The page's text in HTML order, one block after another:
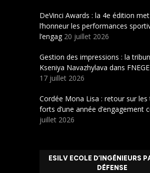
DeVinci Awards : la 4e édition
l’honneur les performances
l’engag 20 juillet 2026
Gestion des impressions : la
Kseniya Navazhylava dans
17 juillet 2026
Cordée Mona Lisa : retour sur les
forts d’une année d’engagement
juillet 2026
ESILV ECOLE D’INGÉNIEURS
DÉFENSE